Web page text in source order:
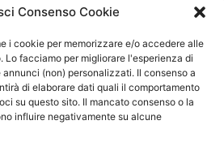
Consenso Cookie
i cookie per memorizzare e/o accedere alle
Lo facciamo per migliorare l'esperienza di
(non) personalizzati. Il consenso a
di elaborare dati quali il comportamento
su questo sito. Il mancato consenso o la
influire negativamente su alcune
offre alcun genere di consulenza
Continuando ad accedere o
sito o ogni servizio disponibile
di accettare termini e condizioni
© RisparmiOggi